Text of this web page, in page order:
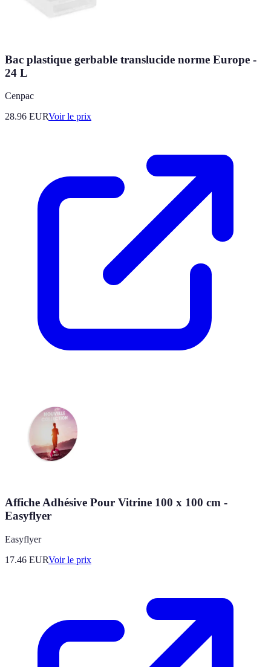
Bac plastique gerbable translucide norme Europe -
24 L
Cenpac
28.96 EURVoir le prix
Affiche Adhésive Pour Vitrine 100 x 100 cm -
Easyflyer
Easyflyer
17.46 EURVoir le prix